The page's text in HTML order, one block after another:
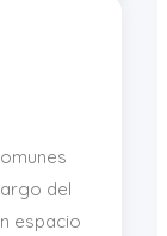
del
espacio